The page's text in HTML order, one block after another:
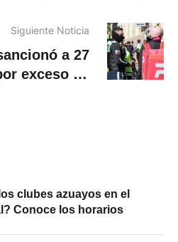
Siguiente Noticia
a 27
exceso de
clubes azuayos en el
Conoce los horarios